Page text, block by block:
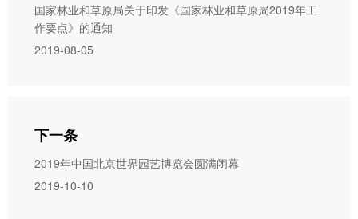
国家林业和草原局关于印发《国家林业和草原局2019年工
作要点》的通知
2019-08-05
下一条
2019年中国北京世界园艺博览会圆满闭幕
2019-10-10